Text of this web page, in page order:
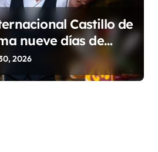
Castillo de
nueve días de
y
todos los
2026